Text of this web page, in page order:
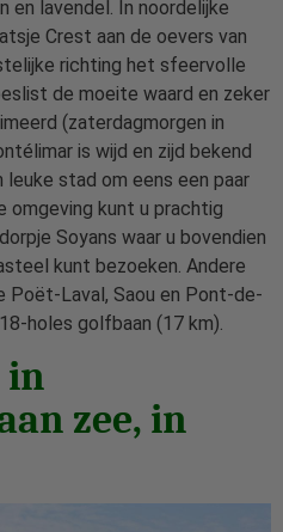
en lavendel. In noordelijke
Crest aan de oevers van
richting het sfeervolle
de moeite waard en zeker
(zaterdagmorgen in
is wijd en zijd bekend
leuke stad om eens een paar
omgeving kunt u prachtig
Soyans waar u bovendien
kunt bezoeken. Andere
Poët-Laval, Saou en Pont-de-
holes golfbaan (17 km).
in
zee, in